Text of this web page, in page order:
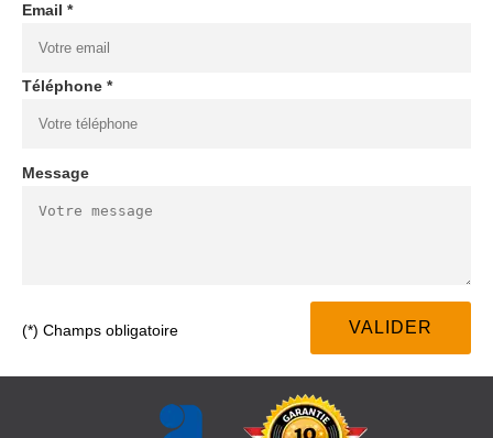
Email *
Téléphone *
Message
(*) Champs obligatoire